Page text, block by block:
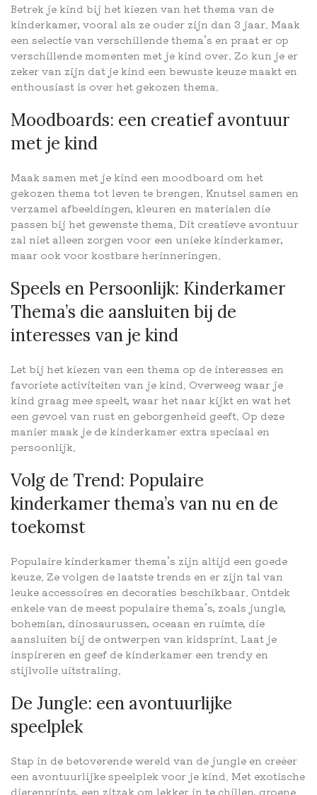
Betrek je kind bij het kiezen van het thema van de
kinderkamer, vooral als ze ouder zijn dan 3 jaar. Maak
een selectie van verschillende thema’s en praat er op
verschillende momenten met je kind over. Zo kun je er
zeker van zijn dat je kind een bewuste keuze maakt en
enthousiast is over het gekozen thema.
Moodboards: een creatief avontuur
met je kind
Maak samen met je kind een moodboard om het
gekozen thema tot leven te brengen. Knutsel samen en
verzamel afbeeldingen, kleuren en materialen die
passen bij het gewenste thema. Dit creatieve avontuur
zal niet alleen zorgen voor een unieke kinderkamer,
maar ook voor kostbare herinneringen.
Speels en Persoonlijk: Kinderkamer
Thema’s die aansluiten bij de
interesses van je kind
Let bij het kiezen van een thema op de interesses en
favoriete activiteiten van je kind. Overweeg waar je
kind graag mee speelt, waar het naar kijkt en wat het
een gevoel van rust en geborgenheid geeft. Op deze
manier maak je de kinderkamer extra speciaal en
persoonlijk.
Volg de Trend: Populaire
kinderkamer thema’s van nu en de
toekomst
Populaire kinderkamer thema’s zijn altijd een goede
keuze. Ze volgen de laatste trends en er zijn tal van
leuke accessoires en decoraties beschikbaar. Ontdek
enkele van de meest populaire thema’s, zoals jungle,
bohemian, dinosaurussen, oceaan en ruimte, die
aansluiten bij de ontwerpen van kidsprint. Laat je
inspireren en geef de kinderkamer een trendy en
stijlvolle uitstraling.
De Jungle: een avontuurlijke
speelplek
Stap in de betoverende wereld van de jungle en creëer
een avontuurlijke speelplek voor je kind. Met exotische
dierenprints, een zitzak om lekker in te chillen, groene